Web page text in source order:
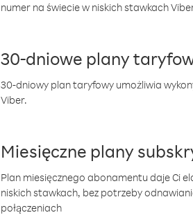
numer na świecie w niskich stawkach
30-dniowe plany
30-dniowy plan taryfowy umożliwia
Viber.
Miesięczne plany
Plan miesięcznego abonamentu daje Ci
niskich stawkach, bez potrzeby
połączeniach